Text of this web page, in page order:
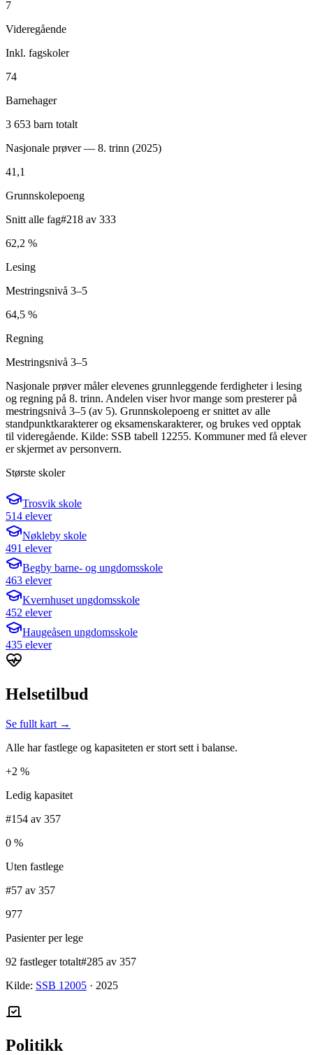
7
Videregående
Inkl. fagskoler
74
Barnehager
3 653 barn totalt
Nasjonale prøver — 8. trinn (2025)
41,1
Grunnskolepoeng
Snitt alle fag#218 av 333
62,2 %
Lesing
Mestringsnivå 3–5
64,5 %
Regning
Mestringsnivå 3–5
Nasjonale prøver måler elevenes grunnleggende ferdigheter i lesing
og regning på 8. trinn. Andelen viser hvor mange som presterer på
mestringsnivå 3–5 (av 5). Grunnskolepoeng er snittet av alle
standpunktkarakterer og eksamenskarakterer, og brukes ved opptak
til videregående. Kilde: SSB tabell 12255. Kommuner med få elever
er skjermet av personvern.
Største skoler
Trosvik skole
514 elever
Nøkleby skole
491 elever
Begby barne- og ungdomsskole
463 elever
Kvernhuset ungdomsskole
452 elever
Haugeåsen ungdomsskole
435 elever
Helsetilbud
Se fullt kart →
Alle har fastlege og kapasiteten er stort sett i balanse.
+2 %
Ledig kapasitet
#154 av 357
0 %
Uten fastlege
#57 av 357
977
Pasienter per lege
92 fastleger totalt#285 av 357
Kilde: SSB 12005 · 2025
Politikk